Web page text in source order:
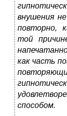
внушения
повторно,
той
как часть
способом.